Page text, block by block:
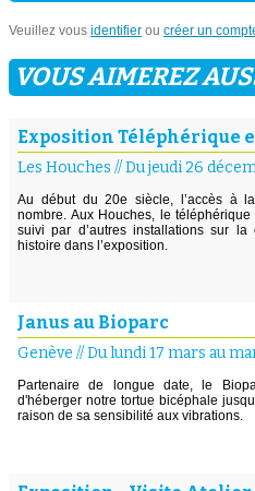
Veuillez vous identifier ou créer un
VOUS AIMEREZ
Exposition Téléphérique
Les Houches //Du jeudi 26
Au début du 20e siècle, l’accès à
nombre. Aux Houches, le
suivi par d’autres installations sur
histoire dans l’exposition.
Janus au Bioparc
Genève //Du lundi 17 mars au
Partenaire de longue date, le
d'héberger notre tortue bicéphale
raison de sa sensibilité aux vibrations.